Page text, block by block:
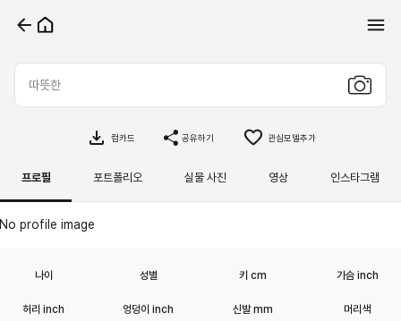
컴카드 공유하기 관심모델추가
프로필 포트폴리오 실물 사진 영상 인스타그램
No profile image
나이 성별 키 cm 가슴 inch
허리 inch 엉덩이 inch 신발 mm 머리색